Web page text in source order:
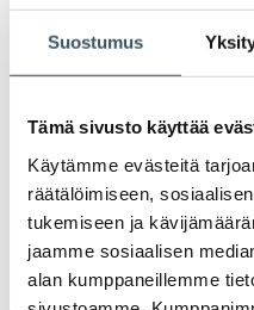
Suostumus
Tämä sivusto käyttää
Käytämme evästeitä
räätälöimiseen,
tukemiseen ja
jaamme sosiaalisen
alan kumppaneillemme
2020
2019
2018